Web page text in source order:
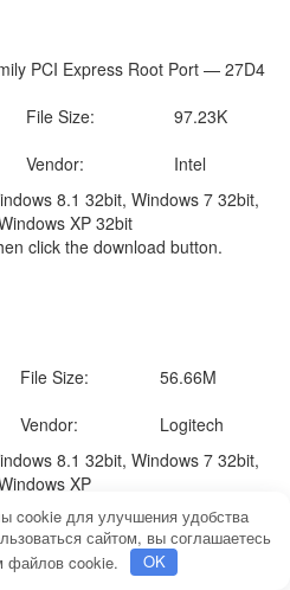
PCI Express Root Port — 27D4
File Size:
97.23K
Vendor:
Intel
8.1 32bit, Windows 7 32bit,
XP 32bit
click the download button.
File Size:
56.66M
Vendor:
Logitech
8.1 32bit, Windows 7 32bit,
XP
click the download button.
cookie для улучшения удобства
сайтом, вы соглашаетесь
файлов cookie.
OK